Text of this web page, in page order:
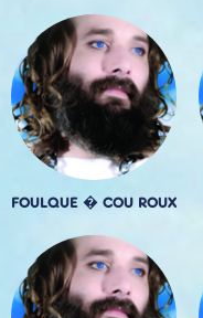
FOULQUE � COU ROUX